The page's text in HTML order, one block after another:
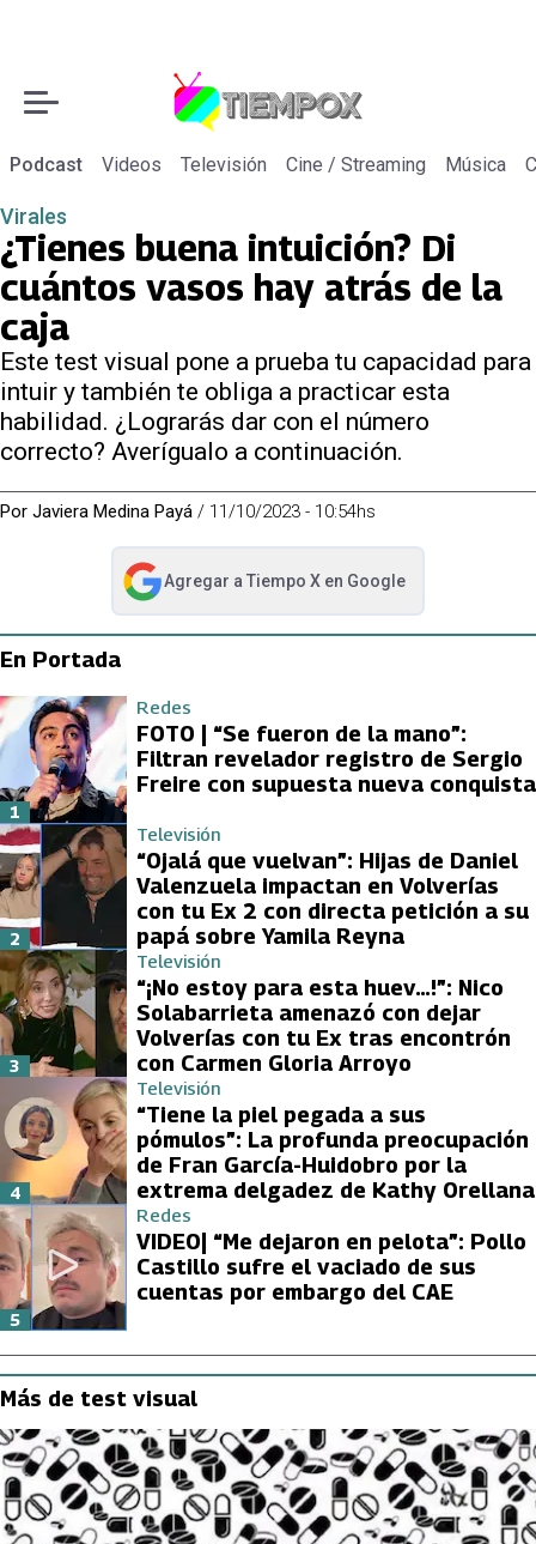
Podcast Videos Televisión Cine / Streaming Música
Virales
¿Tienes buena intuición? Di
cuántos vasos hay atrás de la
caja
Este test visual pone a prueba tu capacidad para
intuir y también te obliga a practicar esta
habilidad. ¿Lograrás dar con el número
correcto? Averígualo a continuación.
Por Javiera Medina Payá / 11/10/2023 - 10:54hs
Agregar a Tiempo Xen Google
abre en nueva pestaña
En Portada
Redes
FOTO | “Se fueron de la mano”:
Filtran revelador registro de Sergio
Freire con supuesta nueva conquista
1
Televisión
“Ojalá que vuelvan”: Hijas de Daniel
Valenzuela impactan en Volverías
con tu Ex 2 con directa petición a su
papá sobre Yamila Reyna
2
Televisión
“¡No estoy para esta huev…!”: Nico
Solabarrieta amenazó con dejar
Volverías con tu Ex tras encontrón
con Carmen Gloria Arroyo
3
Televisión
“Tiene la piel pegada a sus
pómulos”: La profunda preocupación
de Fran García-Huidobro por la
extrema delgadez de Kathy Orellana
4
Redes
VIDEO| “Me dejaron en pelota”: Pollo
Castillo sufre el vaciado de sus
cuentas por embargo del CAE
5
Más de test visual